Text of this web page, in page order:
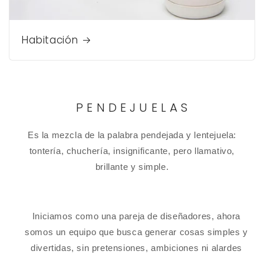
Habitación
P E N D E J U E L A S
Es la mezcla de la palabra pendejada y lentejuela:
tontería, chuchería, insignificante, pero llamativo,
brillante y simple.
Iniciamos como una pareja de diseñadores, ahora
somos un equipo que busca generar cosas simples y
divertidas, sin pretensiones, ambiciones ni alardes